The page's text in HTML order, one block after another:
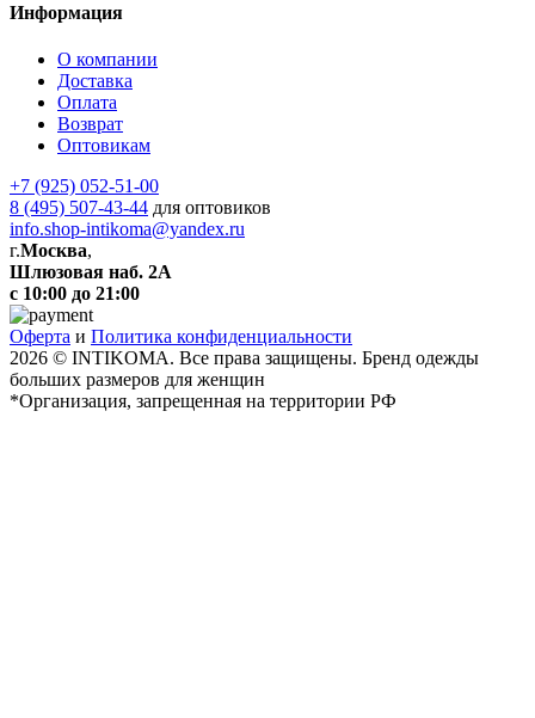
Информация
О компании
Доставка
Оплата
Возврат
Оптовикам
+7 (925) 052-51-00
8 (495) 507-43-44 для оптовиков
info.shop-intikoma@yandex.ru
г.Москва,
Шлюзовая наб. 2А
с 10:00 до 21:00
Оферта и Политика конфиденциальности
2026 © INTIKOMA. Все права защищены. Бренд одежды
больших размеров для женщин
*Организация, запрещенная на территории РФ